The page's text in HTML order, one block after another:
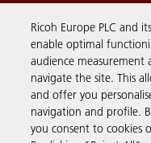
dans notre ERP
Cela fait gagner
Antoine
Ricoh Europe PLC and
enable optimal
audience
navigate the site. This
and offer you
navigation and profile.
you consent to cookies